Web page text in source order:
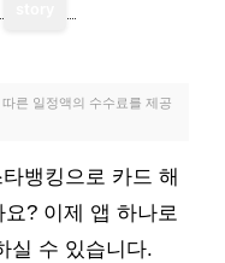
른 일정액의 수수료를 제공
뱅킹으로 카드 해
? 이제 앱 하나로
실 수 있습니다.